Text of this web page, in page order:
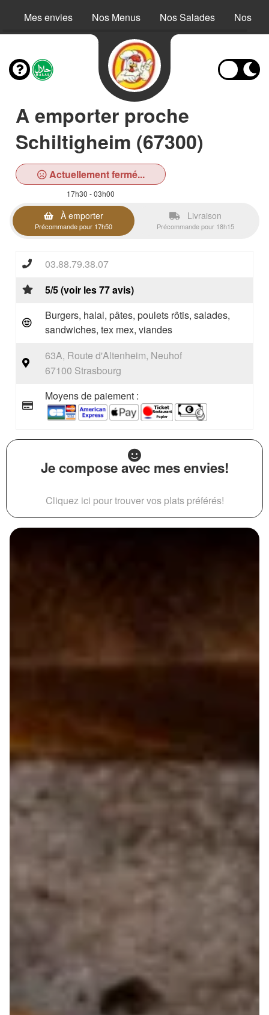
Mes envies Nos Menus Nos Salades Nos
A emporter proche
Schiltigheim (67300)
Actuellement fermé...
17h30 - 03h00
À emporter
Précommande pour 17h50
Livraison
Précommande pour 18h15
03.88.79.38.07
5/5 (voir les 77 avis)
Burgers, halal, pâtes, poulets rôtis, salades,
sandwiches, tex mex, viandes
63A, Route d'Altenheim, Neuhof
67100 Strasbourg
Moyens de paiement :
Je compose avec mes envies!
Cliquez ici pour trouver vos plats préférés!